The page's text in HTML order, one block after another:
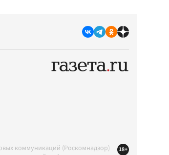
коммуникаций (Роскомнадзор)
18+